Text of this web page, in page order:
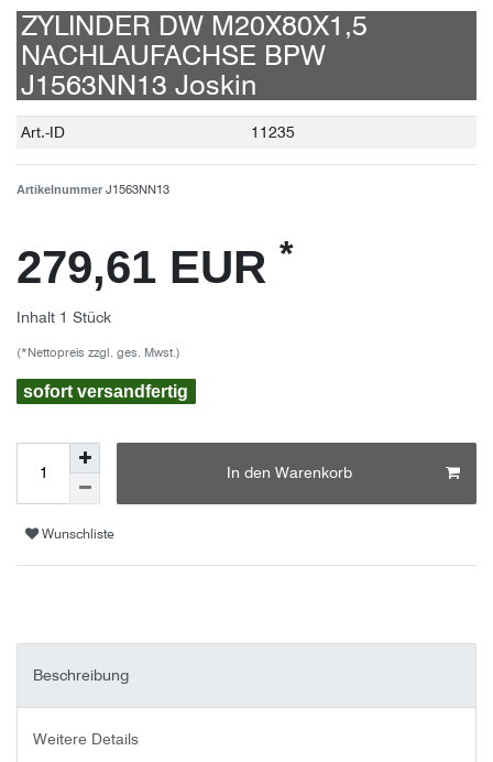
ZYLINDER DW M20X80X1,5
NACHLAUFACHSE BPW
J1563NN13 Joskin
Technisches
Wert
Art.-ID 11235
Artikelnummer J1563NN13
279,61 EUR *
Inhalt 1 Stück
(*Nettopreis zzgl. ges. Mwst.)
sofort versandfertig
In den Warenkorb
Wunschliste
Beschreibung
Weitere Details